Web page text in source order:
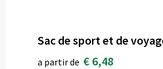
a partir de € 6,48